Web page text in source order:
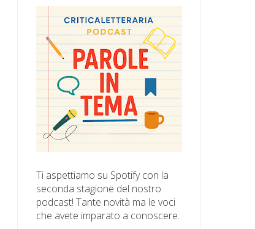
Ti aspettiamo su Spotify con la
seconda stagione del nostro
podcast! Tante novità ma le voci
che avete imparato a conoscere.